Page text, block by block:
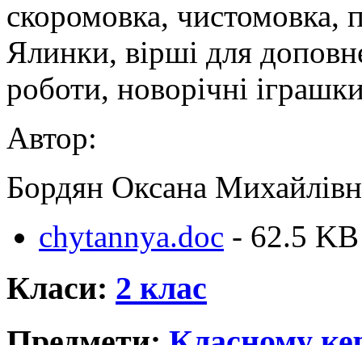
скоромовка, чистомовка,
Ялинки, вірші для
роботи, новорічні
Автор:
Бордян Оксана
chytannya.doc - 62.5 KB
Класи: 2 клас